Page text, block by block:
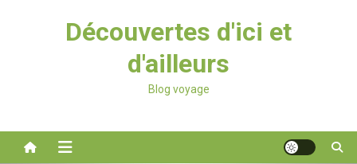
Découvertes d'ici et
d'ailleurs
Blog voyage